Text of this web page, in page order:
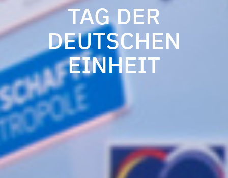
TAG DER
DEUTSCHEN
EINHEIT